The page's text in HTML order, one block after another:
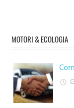
MOTORI & ECOLOGIA